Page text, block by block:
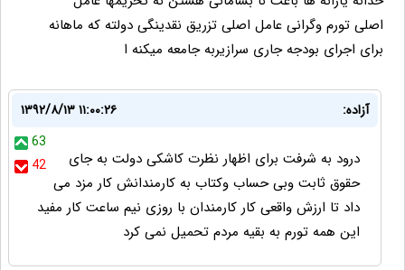
اصلی تورم وگرانی عامل اصلی تزریق نقدینگی دولته که ماهانه
برای اجرای بودجه جاری سرازیربه جامعه میکنه ا
آزاده:
۱۳۹۲/۸/۱۳ ۱۱:۰۰:۲۶
63
42
درود به شرفت برای اظهار نظرت کاشکی دولت به جای
حقوق ثابت وبی حساب وکتاب به کارمندانش کار مزد می
داد تا ارزش واقعی کار کارمندان با روزی نیم ساعت کار مفید
این همه تورم به بقیه مردم تحمیل نمی کرد